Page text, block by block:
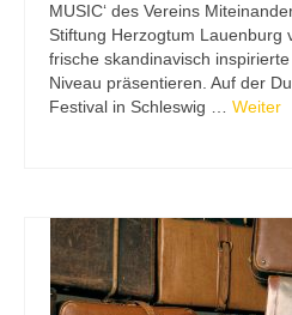
MUSIC‘ des Vereins
Stiftung Herzogtum Lauenburg
frische skandinavisch
Niveau präsentieren. Auf der
Festival in Schleswig … Weiter